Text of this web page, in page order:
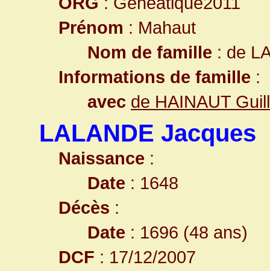
Prénom : Mahaut
Nom de famille : de
Informations de famille :
avec de HAINAUT
LALANDE Jacques
Naissance :
Date : 1648
Décès :
Date : 1696 (48 ans)
DCF : 17/12/2007